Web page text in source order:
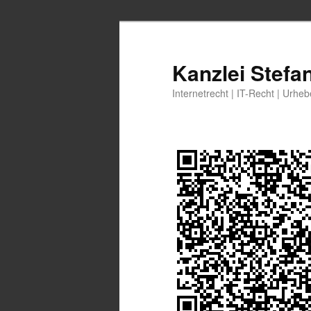
Kanzlei
Internetrecht | IT-Recht |